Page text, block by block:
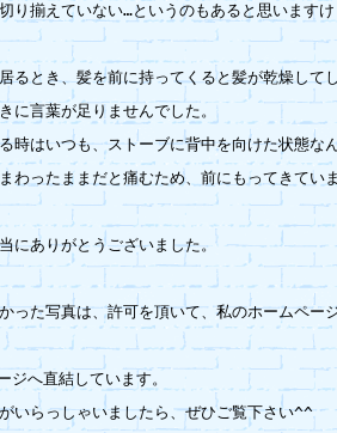
り揃えていない…というのもあると思います
るとき、髪を前に持ってくると髪が乾燥して
に言葉が足りませんでした。
時はいつも、ストーブに背中を向けた状態な
わったままだと痛むため、前にもってきてい
にありがとうございました。
った写真は、許可を頂いて、私のホームペー
ジへ直結しています。
いらっしゃいましたら、ぜひご覧下さい^^